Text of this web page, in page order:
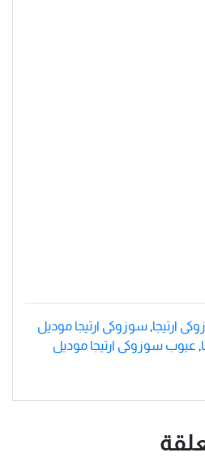
ارتيجا, سوزوكى ارتيجا موديل
, عيوب سوزوكى ارتيجا موديل